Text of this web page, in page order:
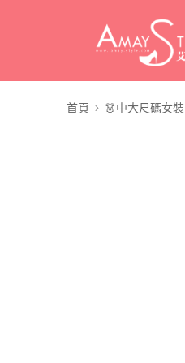
首頁 👗中大尺碼女裝